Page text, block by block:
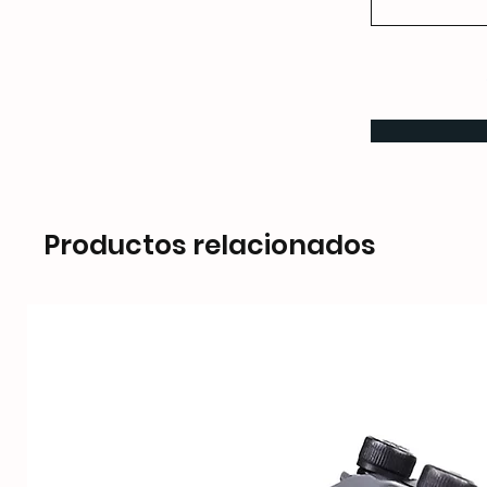
Productos relacionados